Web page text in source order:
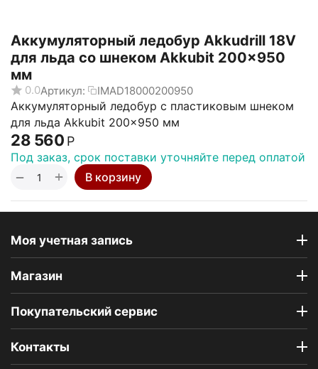
Аккумуляторный ледобур Akkudrill 18V
для льда со шнеком Akkubit 200x950
мм
0.0Артикул: IMAD18000200950
Аккумуляторный ледобур с пластиковым шнеком
для льда Akkubit 200x950 мм
28 560 Р
Под заказ, срок поставки уточняйте перед оплатой
+
− В корзину
Моя учетная запись
Магазин
Покупательский сервис
Контакты